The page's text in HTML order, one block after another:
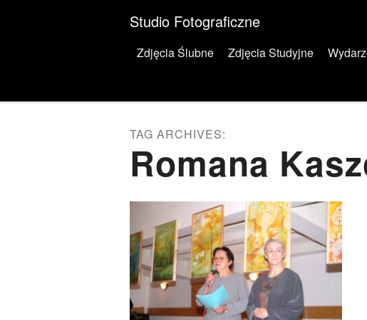
Studio Fotograficzne
Menu
Skip to content
Zdjęcia Ślubne Zdjęcia Studyjne
TAG ARCHIVES:
Romana